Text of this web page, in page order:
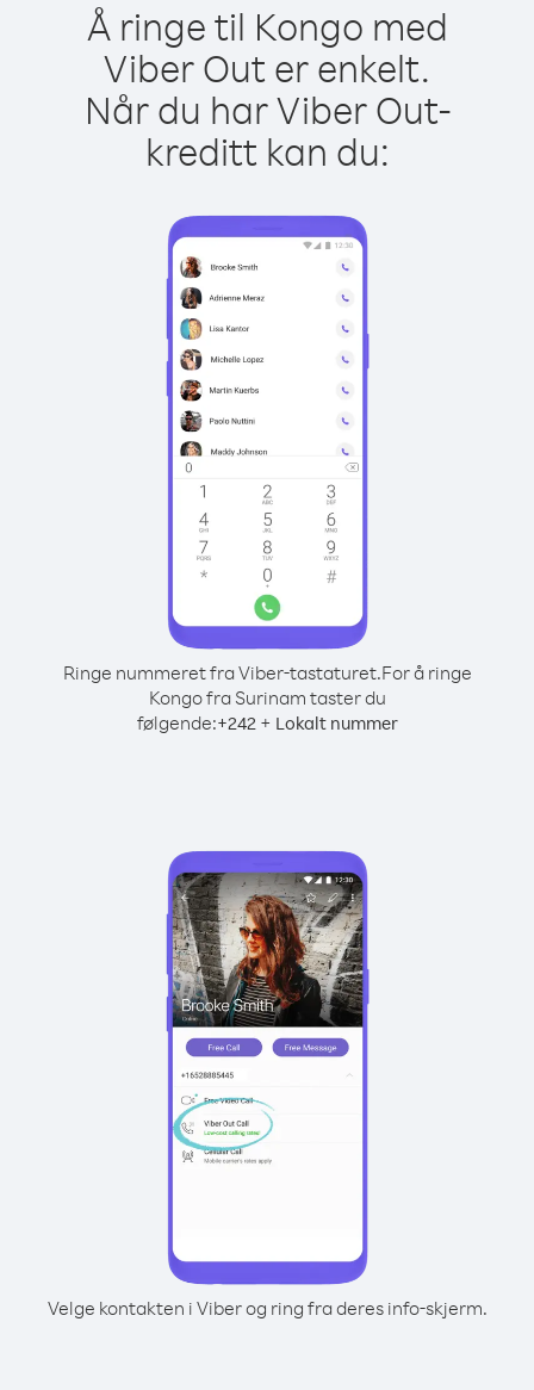
Å ringe til Kongo med
Viber Out er enkelt.
Når du har Viber Out-
kreditt kan du:
Ringe nummeret fra Viber-tastaturet.For å ringe
Kongo fra Surinam taster du
følgende:+242+ Lokalt nummer
Velge kontakten i Viber og ring fra deres info-skjerm.